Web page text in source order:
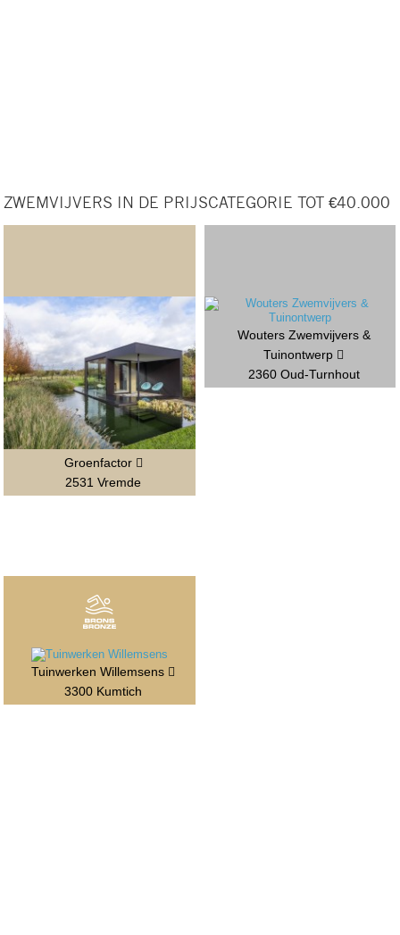
ZWEMVIJVERS IN DE PRIJSCATEGORIE TOT €40.000
Groenfactor
2531 Vremde
Wouters Zwemvijvers &
Tuinontwerp
2360 Oud-Turnhout
Tuinwerken Willemsens
3300 Kumtich